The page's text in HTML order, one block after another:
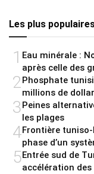
Les plus
1 Eau minérale :
après celle des
2 Phosphate
millions de
3 Peines
les plages
4Frontière
phase d’un
5Entrée sud de
accélération